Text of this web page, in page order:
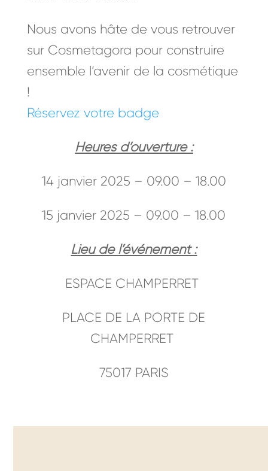
Nous avons hâte de vous retrouver
sur Cosmetagora pour construire
ensemble l’avenir de la cosmétique
!
Réservez votre badge
Heures d’ouverture :
14 janvier 2025 – 09.00 – 18.00
15 janvier 2025 – 09.00 – 18.00
Lieu de l’événement :
ESPACE CHAMPERRET
PLACE DE LA PORTE DE
CHAMPERRET
75017 PARIS